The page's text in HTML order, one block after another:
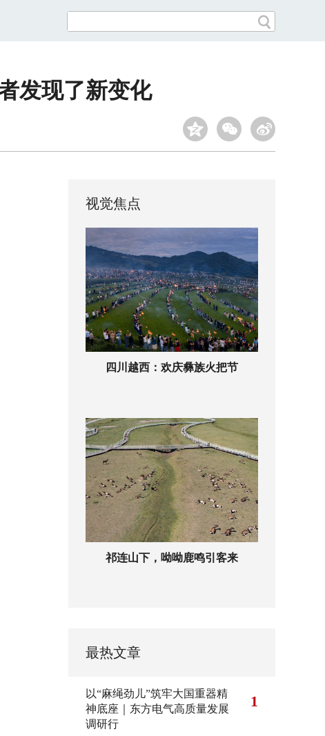
发现了新变化
视觉焦点
四川越西：欢庆彝族火把节
祁连山下，呦呦鹿鸣引客来
最热文章
以“麻绳劲儿”筑牢大国重器精
神底座｜东方电气高质量发展
调研行
1